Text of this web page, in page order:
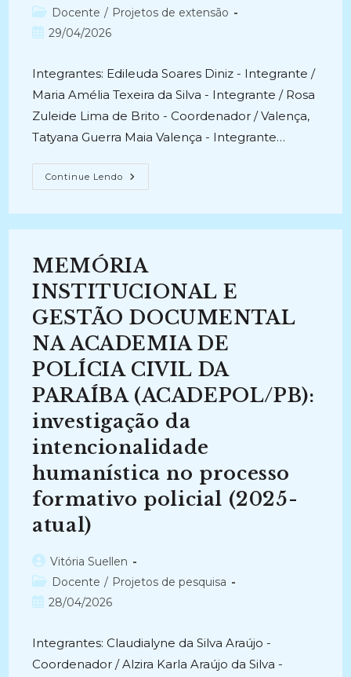
do
post:
Categoria
do
Docente / Projetos de extensão
Post29/04/2026
Integrantes: Edileuda Soares Diniz - Integrante /
Maria Amélia Texeira da Silva - Integrante / Rosa
Zuleide Lima de Brito - Coordenador / Valença,
Tatyana Guerra Maia Valença - Integrante…
Continue Lendo CONTRIBUIÇÕES
DA
BIBLIOTECONOMIA
IMPLANTAÇÃO
DA
CENTRAL
DE
CUSTÓDIA
DE
E
ORGANIZAÇÃO
DO
ARQUIVO
DA
SUPERINTENDÊNCIA
DA
POLÍCIA
FEDERAL
NA
PARAÍBA
ANO
III
(2024-
Atual)
MEMÓRIA
INSTITUCIONAL E
GESTÃO DOCUMENTAL
NA ACADEMIA DE
POLÍCIA CIVIL DA
PARAÍBA (ACADEPOL/PB):
investigação da
intencionalidade
humanística no processo
formativo policial (2025-
atual)
Autor
do
post:
Vitória Suellen
Categoria
do
Docente / Projetos de pesquisa
Post28/04/2026
Integrantes: Claudialyne da Silva Araújo -
Coordenador / Alzira Karla Araújo da Silva -